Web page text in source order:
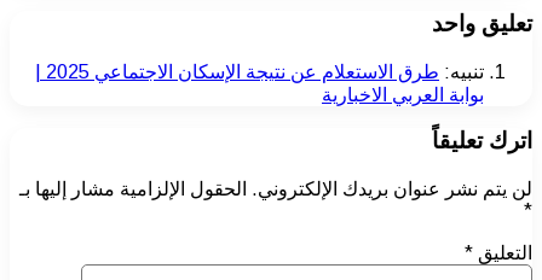
تعليق واحد
تنبيه:
بوابة العربي الاخبارية
اترك تعليقاً
لن يتم نشر عنوان بريدك الإلكتروني. الحقول الإلزامية مشار إليها بـ
*
التعليق *